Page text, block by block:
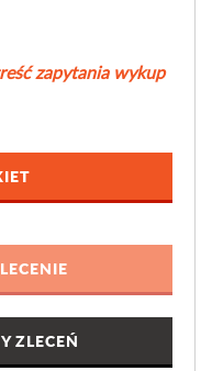
zapytania wykup
ZLECEŃ